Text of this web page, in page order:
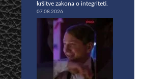
kršitve zakona o integriteti.
07.08.2026